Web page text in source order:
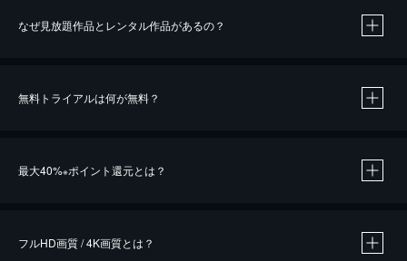
なぜ見放題作品とレンタル作品があるの？
無料トライアルは何が無料？
最大40%※ポイント還元とは？
フルHD画質 / 4K画質とは？